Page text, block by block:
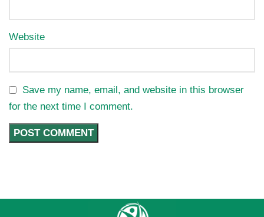
Website
Save my name, email, and website in this browser
for the next time I comment.